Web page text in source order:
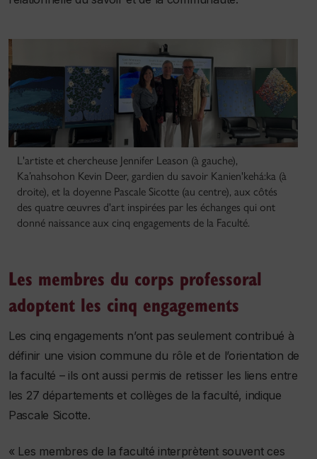
L'artiste et chercheuse Jennifer Leason (à gauche),
Ka’nahsohon Kevin Deer, gardien du savoir Kanien'kehá:ka (à
droite), et la doyenne Pascale Sicotte (au centre), aux côtés
des quatre œuvres d'art inspirées par les échanges qui ont
donné naissance aux cinq engagements de la Faculté.
Les membres du corps professoral
adoptent les cinq engagements
Les cinq engagements n’ont pas seulement contribué à
définir une vision commune du rôle et de l’orientation de
la faculté – ils ont aussi permis de retisser les liens entre
les 27 départements et collèges de la faculté, indique
Pascale Sicotte.
« Les membres de la faculté interprètent souvent ces